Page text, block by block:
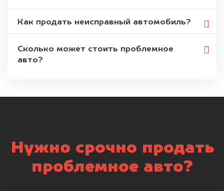
Как продать неисправный автомобиль?
Сколько может стоить проблемное
авто?
Нужно срочно продать
проблемное авто?